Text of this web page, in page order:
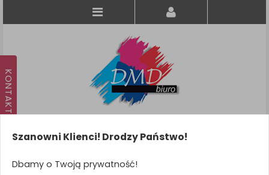
Szanowni Klienci! Drodzy Państwo!
Dbamy o Twoją prywatność!